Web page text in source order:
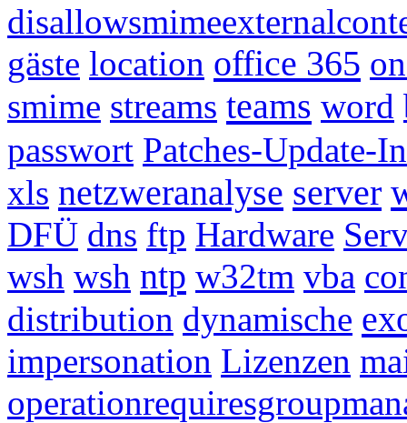
gäste location office 365
smime streams teams word
passwort Patches-Update-
xls netzweranalyse server
DFÜ dns ftp Hardware
wsh wsh ntp w32tm vba
distribution dynamische
impersonation Lizenzen